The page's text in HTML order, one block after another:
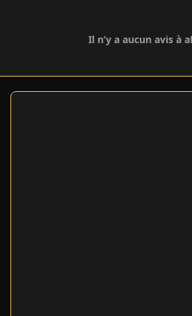
Il n’y a aucun avis à